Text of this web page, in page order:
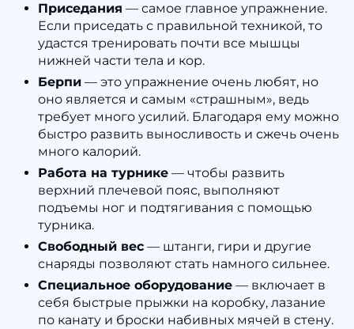
Приседания — самое главное упражнение.
Если приседать с правильной техникой, то
удастся тренировать почти все мышцы
нижней части тела и кор.
Берпи — это упражнение очень любят, но
оно является и самым «страшным», ведь
требует много усилий. Благодаря ему можно
быстро развить выносливость и сжечь очень
много калорий.
Работа на турнике — чтобы развить
верхний плечевой пояс, выполняют
подъемы ног и подтягивания с помощью
турника.
Свободный вес — штанги, гири и другие
снаряды позволяют стать намного сильнее.
Специальное оборудование — включает в
себя быстрые прыжки на коробку, лазание
по канату и броски набивных мячей в стену.